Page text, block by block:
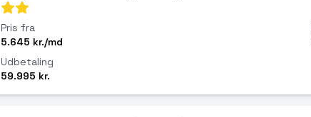
Pris fra
5.645 kr./md
Udbetaling
59.995 kr.